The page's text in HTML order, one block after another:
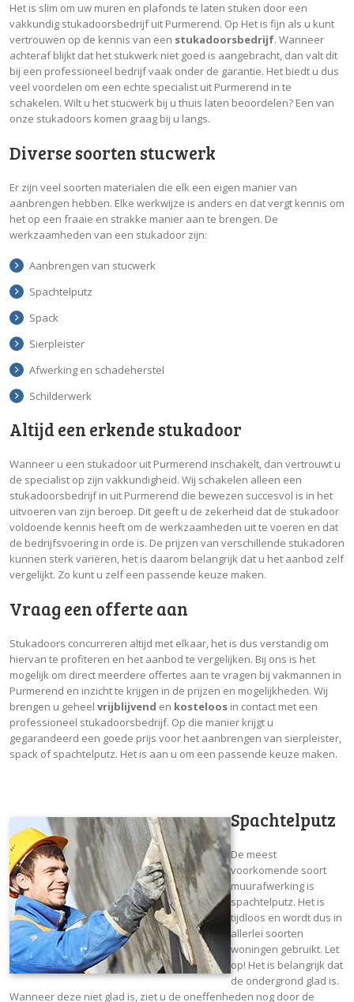
Het is slim om uw muren en plafonds te laten stuken door een
vakkundig stukadoorsbedrijf uit Purmerend. Op Het is fijn als u kunt
vertrouwen op de kennis van een stukadoorsbedrijf. Wanneer
achteraf blijkt dat het stukwerk niet goed is aangebracht, dan valt dit
bij een professioneel bedrijf vaak onder de garantie. Het biedt u dus
veel voordelen om een echte specialist uit Purmerend in te
schakelen. Wilt u het stucwerk bij u thuis laten beoordelen? Een van
onze stukadoors komen graag bij u langs.
Diverse soorten stucwerk
Er zijn veel soorten materialen die elk een eigen manier van
aanbrengen hebben. Elke werkwijze is anders en dat vergt kennis om
het op een fraaie en strakke manier aan te brengen. De
werkzaamheden van een stukadoor zijn:
Aanbrengen van stucwerk
Spachtelputz
Spack
Sierpleister
Afwerking en schadeherstel
Schilderwerk
Altijd een erkende stukadoor
Wanneer u een stukadoor uit Purmerend inschakelt, dan vertrouwt u
de specialist op zijn vakkundigheid. Wij schakelen alleen een
stukadoorsbedrijf in uit Purmerend die bewezen succesvol is in het
uitvoeren van zijn beroep. Dit geeft u de zekerheid dat de stukadoor
voldoende kennis heeft om de werkzaamheden uit te voeren en dat
de bedrijfsvoering in orde is. De prijzen van verschillende stukadoren
kunnen sterk variëren, het is daarom belangrijk dat u het aanbod zelf
vergelijkt. Zo kunt u zelf een passende keuze maken.
Vraag een offerte aan
Stukadoors concurreren altijd met elkaar, het is dus verstandig om
hiervan te profiteren en het aanbod te vergelijken. Bij ons is het
mogelijk om direct meerdere offertes aan te vragen bij vakmannen in
Purmerend en inzicht te krijgen in de prijzen en mogelijkheden. Wij
brengen u geheel vrijblijvend en kosteloos in contact met een
professioneel stukadoorsbedrijf. Op die manier krijgt u
gegarandeerd een goede prijs voor het aanbrengen van sierpleister,
spack of spachtelputz. Het is aan u om een passende keuze maken.
Spachtelputz
De meest
voorkomende soort
muurafwerking is
spachtelputz. Het is
tijdloos en wordt dus in
allerlei soorten
woningen gebruikt. Let
op! Het is belangrijk dat
de ondergrond glad is.
Wanneer deze niet glad is, ziet u de oneffenheden nog door de